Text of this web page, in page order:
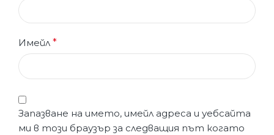
Имейл *
Запазване на името, имейл адреса и уебсайта
ми в този браузър за следващия път когато